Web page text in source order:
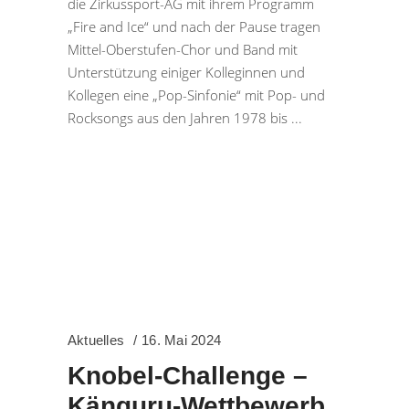
die Zirkussport-AG mit ihrem Programm
„Fire and Ice“ und nach der Pause tragen
Mittel-Oberstufen-Chor und Band mit
Unterstützung einiger Kolleginnen und
Kollegen eine „Pop-Sinfonie“ mit Pop- und
Rocksongs aus den Jahren 1978 bis
Aktuelles 16. Mai 2024
Knobel-Challenge –